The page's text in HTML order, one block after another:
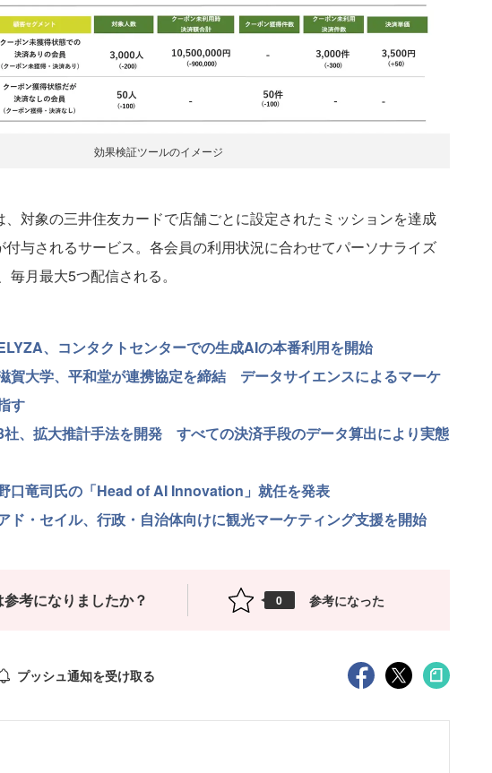
効果検証ツールのイメージ
対象の三井住友カードで店舗ごとに設定されたミッションを達成
与されるサービス。各会員の利用状況に合わせてパーソナライズ
毎月最大5つ配信される。
、コンタクトセンターでの生成AIの本番利用を開始
賀大学、平和堂が連携協定を締結 データサイエンスによるマーケ
す
社、拡大推計手法を開発 すべての決済手段のデータ算出により実態
口竜司氏の「Head of AI Innovation」就任を発表
ド・セイル、行政・自治体向けに観光マーケティング支援を開始
考になりましたか？ 0 参考になった
プッシュ通知を受け取る